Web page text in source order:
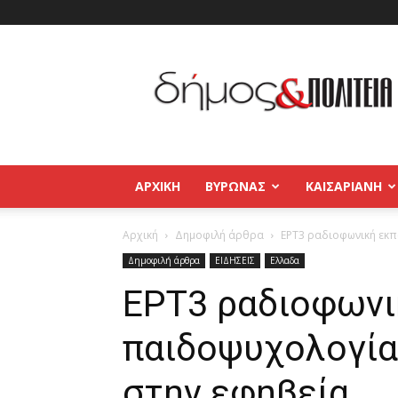
και
Πολιτεία
Βύρωνας
–
Παγκράτι
ΑΡΧΙΚΉ ΒΥΡΩΝΑΣ ΚΑΙΣΑΡΙΑΝΗ
Αρχική Δημοφιλή άρθρα ΕΡΤ3 ραδιοφωνική
Δημοφιλή άρθρα ΕΙΔΗΣΕΙΣ Ελλαδα
ΕΡΤ3